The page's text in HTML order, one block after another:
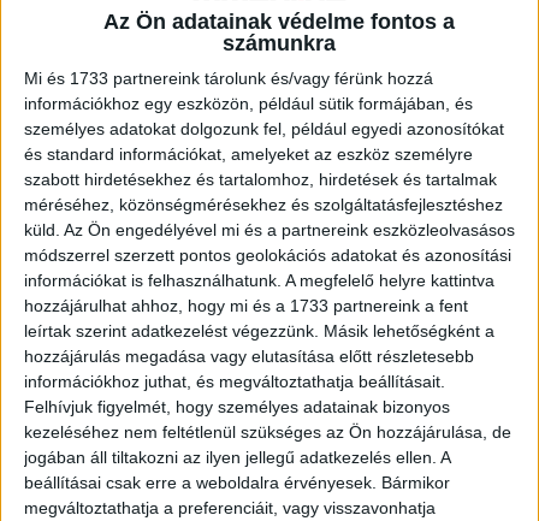
Az Ön adatainak védelme fontos a
számunkra
Mi és 1733 partnereink tárolunk és/vagy férünk hozzá
információkhoz egy eszközön, például sütik formájában, és
személyes adatokat dolgozunk fel, például egyedi azonosítókat
és standard információkat, amelyeket az eszköz személyre
szabott hirdetésekhez és tartalomhoz, hirdetések és tartalmak
méréséhez, közönségmérésekhez és szolgáltatásfejlesztéshez
küld. Az Ön engedélyével mi és a partnereink eszközleolvasásos
módszerrel szerzett pontos geolokációs adatokat és azonosítási
információkat is felhasználhatunk. A megfelelő helyre kattintva
hozzájárulhat ahhoz, hogy mi és a 1733 partnereink a fent
leírtak szerint adatkezelést végezzünk. Másik lehetőségként a
hozzájárulás megadása vagy elutasítása előtt részletesebb
információkhoz juthat, és megváltoztathatja beállításait.
Felhívjuk figyelmét, hogy személyes adatainak bizonyos
kezeléséhez nem feltétlenül szükséges az Ön hozzájárulása, de
jogában áll tiltakozni az ilyen jellegű adatkezelés ellen. A
beállításai csak erre a weboldalra érvényesek. Bármikor
megváltoztathatja a preferenciáit, vagy visszavonhatja
meccsein. A találgatások már most megindultak arról,
hogy a magyar válogatott hány pontot szerez majd a
csoportjában. A válaszadók egyharmada (relatív
többsége) szerint a magyar válogatott 3-4 pontot fog
szerezni a csoportmérkőzések során. A kutatási
adatokból az is kiderült, hogy a megkérdezettek csupán 4
százaléka válaszolta azt, hogy a magyar válogatott pont
nélkül fogja zárni a csoportmeccseket. A válaszadók 60
százaléka úgy gondolja, hogy a magyar válogatott tovább
fog jutni a csoportkörből, akik pedig így vélekednek relatív
többségben (29%) arra tippelnek, hogy a nyolcaddöntőig
jut a nemzeti csapat.
Messze a legnagyobb arányban, a válaszadók fele,
Szoboszlai Dominikot várja a leginkább gólerős magyar
játékosnak, őt Varga Barnabás, majd Sallai Roland követi.
A felmérés szerint a válaszadók ötöde gondolja úgy, hogy